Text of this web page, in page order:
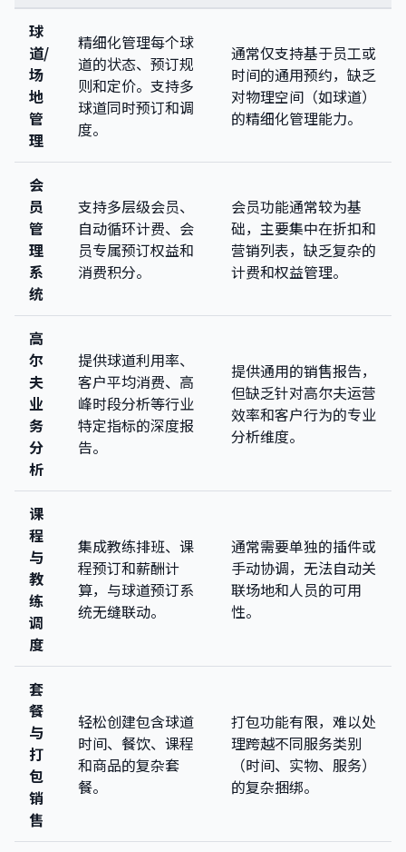
球
道/
场
地
管
理
精细化管理每个球
道的状态、预订规
则和定价。支持多
球道同时预订和调
度。
通常仅支持基于员工或
时间的通用预约，缺乏
对物理空间（如球道）
的精细化管理能力。
会
员
管
理
系
统
支持多层级会员、
自动循环计费、会
员专属预订权益和
消费积分。
会员功能通常较为基
础，主要集中在折扣和
营销列表，缺乏复杂的
计费和权益管理。
高
尔
夫
业
务
分
析
提供球道利用率、
客户平均消费、高
峰时段分析等行业
特定指标的深度报
告。
提供通用的销售报告，
但缺乏针对高尔夫运营
效率和客户行为的专业
分析维度。
课
程
与
教
练
调
度
集成教练排班、课
程预订和薪酬计
算，与球道预订系
统无缝联动。
通常需要单独的插件或
手动协调，无法自动关
联场地和人员的可用
性。
套
餐
与
打
包
销
售
轻松创建包含球道
时间、餐饮、课程
和商品的复杂套
餐。
打包功能有限，难以处
理跨越不同服务类别
（时间、实物、服务）
的复杂捆绑。